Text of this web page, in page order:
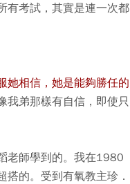
有考試，其實是連一次都
她相信，她是能夠勝任的
我弟那樣有自信，即使只
老師學到的。我在1980
的。受到有氧教主珍．